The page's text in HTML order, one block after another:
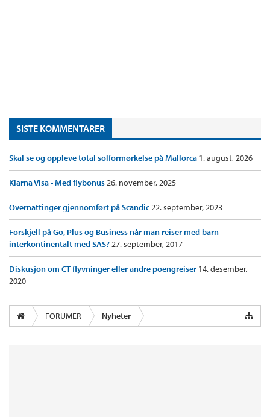
SISTE KOMMENTARER
Skal se og oppleve total solformørkelse på Mallorca 1. august, 2026
Klarna Visa - Med flybonus26. november, 2025
Overnattinger gjennomført på Scandic22. september, 2023
Forskjell på Go, Plus og Business når man reiser med barn
interkontinentalt med SAS?27. september, 2017
Diskusjon om CT flyvninger eller andre poengreiser 14. desember,
2020
FORUMER Nyheter